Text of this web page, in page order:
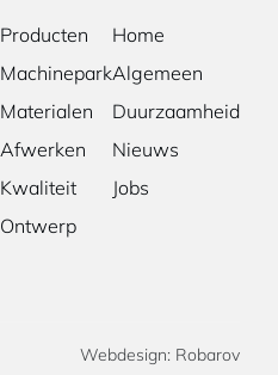
Producten
Machinepark
Materialen
Afwerken
Kwaliteit
Ontwerp
Home
Algemeen
Duurzaamheid
Nieuws
Jobs
Webdesign: Robarov